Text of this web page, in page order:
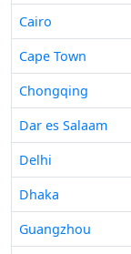
Cairo
Cape Town
Chongqing
Dar es Salaam
Delhi
Dhaka
Guangzhou